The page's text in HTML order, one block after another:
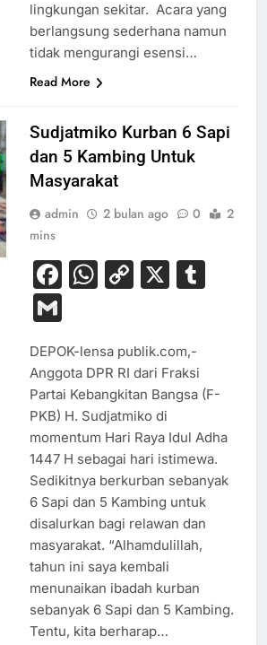
lingkungan sekitar. ‎ ‎Acara yang
berlangsung sederhana namun
tidak mengurangi esensi…
Read More
Sudjatmiko Kurban 6 Sapi
dan 5 Kambing Untuk
Masyarakat
admin 2 bulan ago 0
2
mins
Facebook
WhatsApp
Copy
X
Gmail
DEPOK-lensa publik.com,-
Anggota DPR RI dari Fraksi
Partai Kebangkitan Bangsa (F-
PKB) H. Sudjatmiko di
momentum Hari Raya Idul Adha
1447 H sebagai hari istimewa.
Sedikitnya berkurban sebanyak
6 Sapi dan 5 Kambing untuk
disalurkan bagi relawan dan
masyarakat. “Alhamdulillah,
tahun ini saya kembali
menunaikan ibadah kurban
sebanyak 6 Sapi dan 5 Kambing.
Tentu, kita berharap…